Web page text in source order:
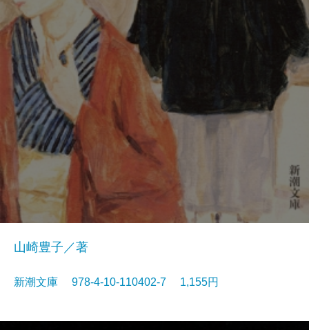
山崎豊子／著
新潮文庫 978-4-10-110402-7 1,155円